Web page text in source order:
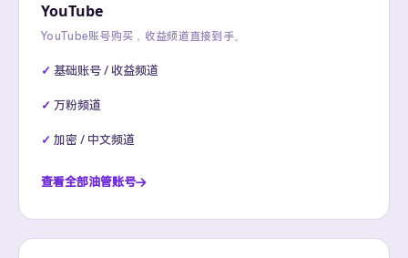
YouTube
YouTube账号购买，收益频道直接到手。
基础账号 / 收益频道
万粉频道
加密 / 中文频道
查看全部油管账号